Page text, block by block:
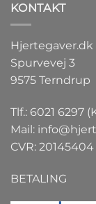
KONTAKT
Hjertegaver.dk
Spurvevej 3
9575 Terndrup
Tlf.: 6021 6297
Mail:
CVR: 20145404
BETALING